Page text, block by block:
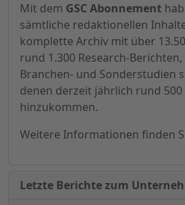
Mit dem GSC Abonnement
sämtliche redaktionellen
komplette Archiv mit über
rund 1.300 Research-Berichten,
Branchen- und Sonderstudien
denen derzeit jährlich rund
hinzukommen.
Weitere Informationen finden
Letzte Berichte zum